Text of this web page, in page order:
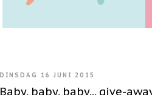
DINSDAG 16 JUNI 2015
Baby, baby, baby... give-